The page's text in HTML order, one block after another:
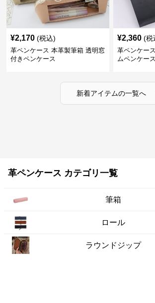
¥2,170 (税込)
革ペンケース 本革製筆箱 透明窓
付きペンケース
¥2,360 (税
革ペンケー
ムペンケース
新着アイテムの一覧へ
革ペンケース カテゴリ一覧
筆箱
ロール
ラウンドジップ